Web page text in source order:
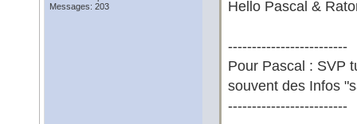
Messages: 203
Hello Pascal &
-------------------------
Pour Pascal : SVP
souvent des Infos
-------------------------